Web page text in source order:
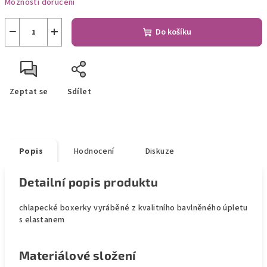
Možnosti doručení
+
− Do košíku
Zeptat se Sdílet
Popis Hodnocení Diskuze
Detailní popis produktu
chlapecké boxerky vyráběné z kvalitního bavlněného úpletu
s elastanem
Materiálové složení